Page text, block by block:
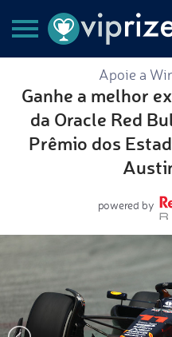
Apoie a
Ganhe a melhor
da Oracle Red
Prêmio dos
powered by